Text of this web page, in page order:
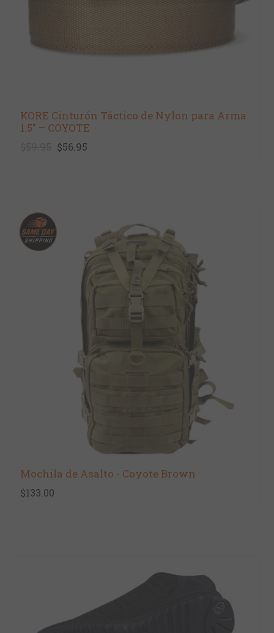
KORE Cinturón Táctico de Nylon para Arma
1.5" – COYOTE
$56.95
Mochila de Asalto - Coyote Brown
$133.00